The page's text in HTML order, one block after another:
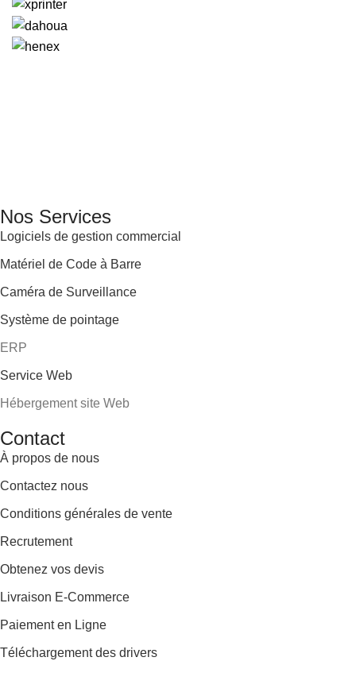
Nos Services
Logiciels de gestion commercial
Matériel de Code à Barre
Caméra de Surveillance
Système de pointage
ERP
Service Web
Hébergement site Web
Contact
À propos de nous
Contactez nous
Conditions générales de vente
Recrutement
Obtenez vos devis
Livraison E-Commerce
Paiement en Ligne
Téléchargement des drivers